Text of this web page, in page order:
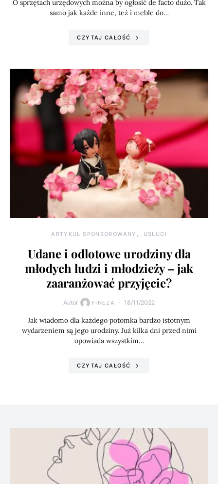
O sprzętach urzędowych można by ogłosić de facto dużo. Tak
samo jak każde inne, też i meble do…
CZYTAJ CAŁOŚĆ
ARTYKUŁ SPONSOROWANY USŁUGI
Udane i odlotowe urodziny dla
młodych ludzi i młodzieży – jak
zaaranżować przyjęcie?
Autor FINEZA 18/11/2022
Jak wiadomo dla każdego potomka bardzo istotnym
wydarzeniem są jego urodziny. Już kilka dni przed nimi
opowiada wszystkim…
CZYTAJ CAŁOŚĆ